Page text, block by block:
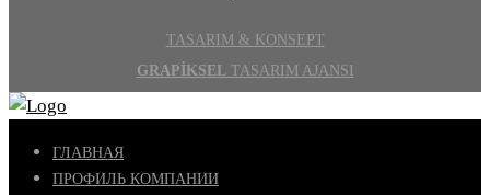
TASARIM & KONSEPT
GRAPİKSELTASARIM AJANSI
ГЛАВНАЯ
ПРОФИЛЬ КОМПАНИИ